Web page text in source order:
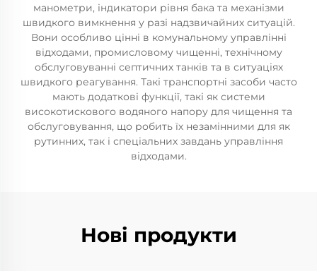
манометри, індикатори рівня бака та механізми
швидкого вимкнення у разі надзвичайних ситуацій.
Вони особливо цінні в комунальному управлінні
відходами, промисловому чищенні, технічному
обслуговуванні септичних танків та в ситуаціях
швидкого реагування. Такі транспортні засоби часто
мають додаткові функції, такі як системи
високотискового водяного напору для чищення та
обслуговування, що робить їх незамінними для як
рутинних, так і спеціальних завдань управління
відходами.
Нові продукти